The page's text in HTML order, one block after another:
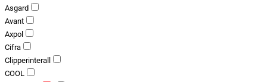
Asgard
Avant
Axpol
Cifra
Clipperinterall
COOL